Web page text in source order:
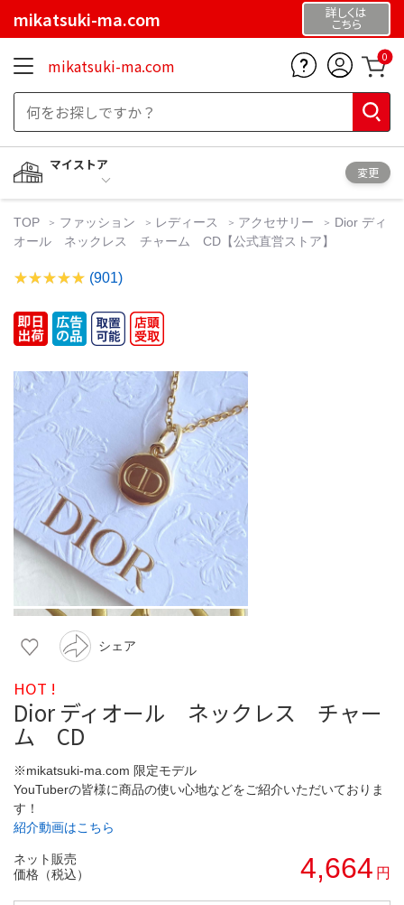
mikatsuki-ma.com 詳しくは
こちら
mikatsuki-ma.com 0
マイストア
変更
TOP ファッション レディース アクセサリー
Dior ディ
オール ネックレス チャーム CD【公式直営ストア】
(901)
シェア
HOT !
Dior ディオール ネックレス チャー
ム CD
※mikatsuki-ma.com 限定モデル
YouTuberの皆様に商品の使い心地などをご紹介いただいておりま
す！
紹介動画はこちら
ネット販売
価格（税込）
4,664 円